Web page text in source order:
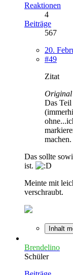
Reaktionen
4
Beiträge
567
20.
#49
Zitat
Das Teil
machen.
Das sollte
ist.
Meinte mit
verschraubt.
Inhalt
Brendelino
Schüler